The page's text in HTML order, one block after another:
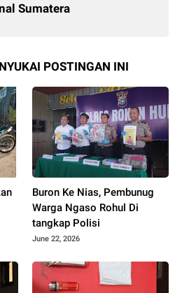
Sumatera
POSTINGAN INI
Buron Ke Nias, Pembunug
Warga Ngaso Rohul Di
tangkap Polisi
June 22, 2026